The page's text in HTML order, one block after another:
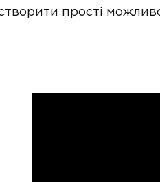
прості